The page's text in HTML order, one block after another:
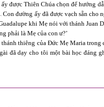
được Thiên Chúa chọn để hướng
đường ấy đã được vạch sẵn
khi Mẹ nói với thánh Juan
phải là Mẹ của con ư?’
thiêng của Đức Mẹ Maria
đã dạy cho tôi một bài học đáng